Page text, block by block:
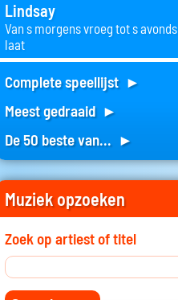
Lindsay
Van s morgens vroeg tot s avonds
laat
Complete speellijst ►
Meest gedraaid ►
De 50 beste van... ►
Muziek opzoeken
Zoek op artiest of titel